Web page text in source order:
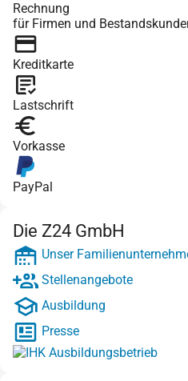
Rechnung
für Firmen und
Kreditkarte
Lastschrift
Vorkasse
PayPal
Die Z24 GmbH
Unser
Stellenangebote
Ausbildung
Presse